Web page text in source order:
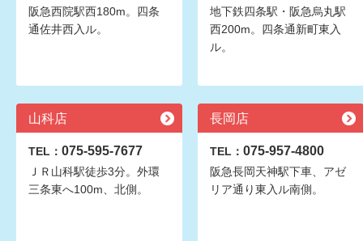
阪急西院駅西180m。四条
通佐井西入ル。
地下鉄四条駅・阪急烏丸駅
西200m。四条通新町東入
ル。
山科店
TEL： 075-595-7677
ＪＲ山科駅徒歩3分。外環
三条東へ100m、北側。
長岡店
TEL： 075-957-4800
阪急長岡天神駅下車、アゼ
リア通り東入ル南側。